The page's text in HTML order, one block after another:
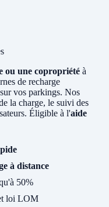
ou une copropriété à
de recharge
sur vos parkings. Nos
la charge, le suivi des
Éligible à l'aide
à distance
50%
loi LOM